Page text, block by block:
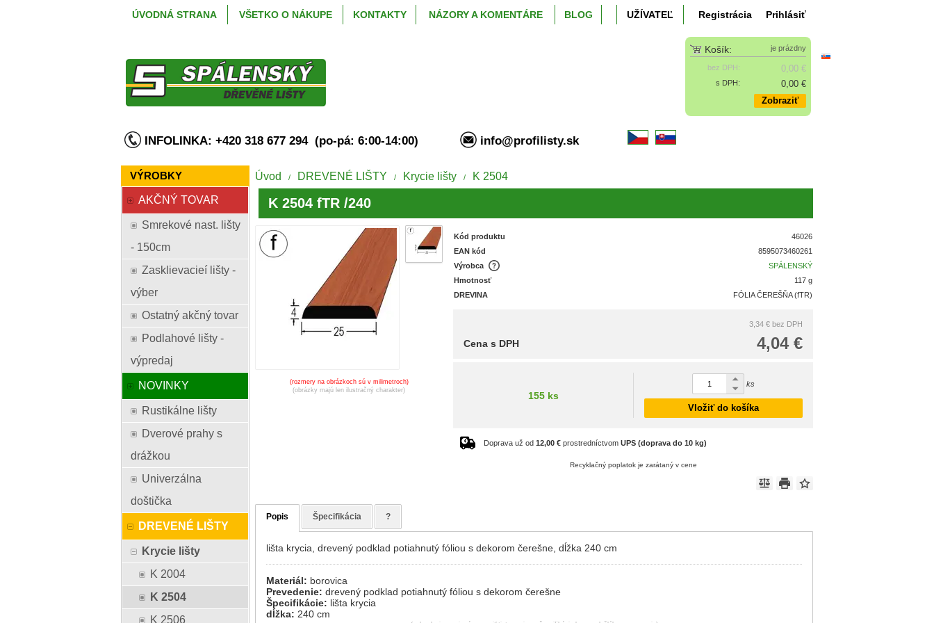
Registrácia Prihlásiť
ÚVODNÁ STRANA VŠETKO O NÁKUPE KONTAKTY NÁZORY A KOMENTÁRE BLOG UŽÍVATEĽ
Košík: je prázdny
bez DPH: 0,00 €
s DPH:
0,00 €
Zobraziť
INFOLINKA: +420 318 677 294 (po-pá: 6:00-14:00) info@profilisty.sk
VÝROBKY
AKČNÝ TOVAR
Smrekové nast. lišty
- 150cm
Zasklievacieí lišty -
výber
Ostatný akčný tovar
Podlahové lišty -
výpredaj
NOVINKY
Rustikálne lišty
Dverové prahy s
drážkou
Univerzálna
doštička
DREVENÉ LIŠTY
Krycie lišty
K 2004
K 2504
K 2506
Úvod / DREVENÉ LIŠTY / Krycie lišty / K 2504
K 2504 fTR /240
(rozmery na obrázkoch sú v milimetroch)
(obrázky majú len ilustračný charakter)
Kód produktu
46026
EAN kód
8595073460261
Výrobca
SPÁLENSKÝ
Hmotnosť
117 g
DREVINA
FÓLIA ČEREŠŇA (fTR)
3,34 € bez DPH
4,04 €
Cena s DPH
155 ks
ks
Vložiť do košíka
Doprava už od12,00 € prostredníctvomUPS (doprava do 10 kg)
Recyklačný poplatok je zarátaný v cene
Popis Špecifikácia ?
lišta krycia, drevený podklad potiahnutý fóliou s dekorom čerešne, dĺžka 240 cm
Materiál: borovica
Prevedenie:drevený podklad potiahnutý fóliou s dekorom čerešne
Špecifikácie: lišta krycia
dĺžka: 240 cm